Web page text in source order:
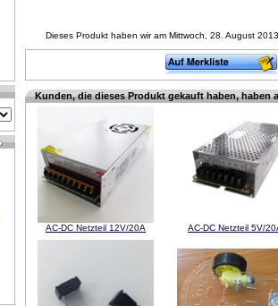
Dieses Produkt haben wir am Mittwoch, 28. August
Kunden, die dieses Produkt gekauft haben, haben
AC-DC Netzteil 12V/20A AC-DC Netzteil 5V/